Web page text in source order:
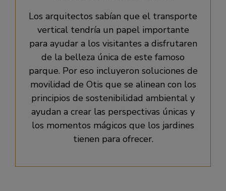
Los arquitectos sabían que el transporte
vertical tendría un papel importante
para ayudar a los visitantes a disfrutaren
de la belleza única de este famoso
parque. Por eso incluyeron soluciones de
movilidad de Otis que se alinean con los
principios de sostenibilidad ambiental y
ayudan a crear las perspectivas únicas y
los momentos mágicos que los jardines
tienen para ofrecer.